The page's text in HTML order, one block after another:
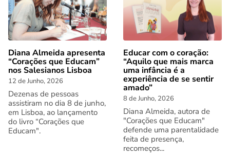
Diana Almeida apresenta
“Corações que Educam”
nos Salesianos Lisboa
12 de Junho, 2026
Dezenas de pessoas
assistiram no dia 8 de junho,
em Lisboa, ao lançamento
do livro “Corações que
Educam".
Educar com o coração:
“Aquilo que mais marca
uma infância é a
experiência de se sentir
amado”
8 de Junho, 2026
Diana Almeida, autora de
"Corações que Educam"
defende uma parentalidade
feita de presença,
recomeços...